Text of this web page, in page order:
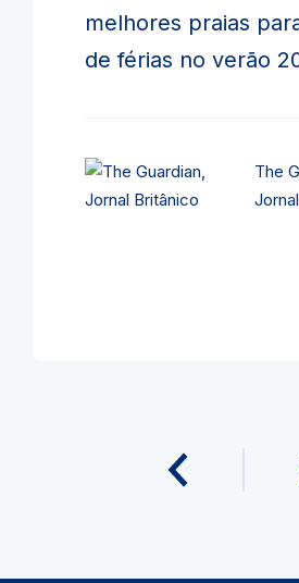
melhores praias
de férias no verão
The